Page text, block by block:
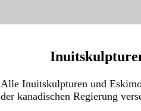
Alle Inuitskulpturen und
der kanadischen Regierung